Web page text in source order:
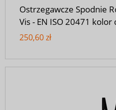
Ostrzegawcze Spodnie
Vis - EN ISO 20471
250,60 zł